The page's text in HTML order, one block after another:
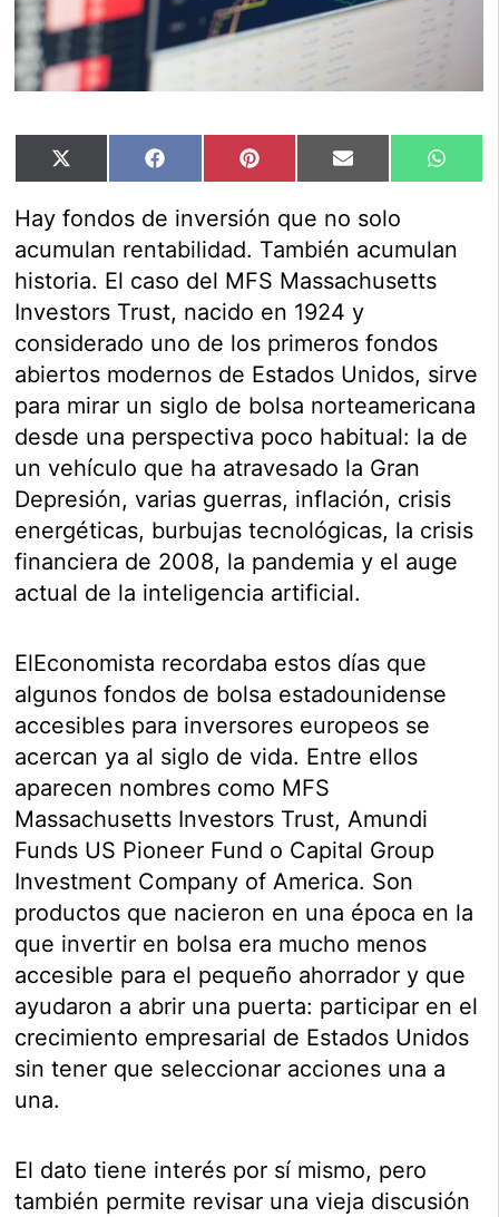
Compartir
en
X
(Twitter)
Compartir
en
Facebook Compartir
en
Pinterest Compartir
en
Email
en
Hay fondos de inversión que no solo
acumulan rentabilidad. También acumulan
historia. El caso del MFS Massachusetts
Investors Trust, nacido en 1924 y
considerado uno de los primeros fondos
abiertos modernos de Estados Unidos, sirve
para mirar un siglo de bolsa norteamericana
desde una perspectiva poco habitual: la de
un vehículo que ha atravesado la Gran
Depresión, varias guerras, inflación, crisis
energéticas, burbujas tecnológicas, la crisis
financiera de 2008, la pandemia y el auge
actual de la inteligencia artificial.
ElEconomista recordaba estos días que
algunos fondos de bolsa estadounidense
accesibles para inversores europeos se
acercan ya al siglo de vida. Entre ellos
aparecen nombres como MFS
Massachusetts Investors Trust, Amundi
Funds US Pioneer Fund o Capital Group
Investment Company of America. Son
productos que nacieron en una época en la
que invertir en bolsa era mucho menos
accesible para el pequeño ahorrador y que
ayudaron a abrir una puerta: participar en el
crecimiento empresarial de Estados Unidos
sin tener que seleccionar acciones una a
una.
El dato tiene interés por sí mismo, pero
también permite revisar una vieja discusión